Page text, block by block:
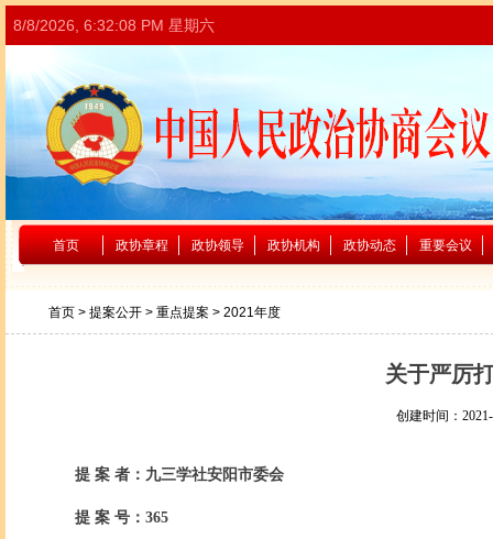
8/8/2026, 6:32:08 PM 星期六
首页 政协章程 政协领导 政协机构 政协动态 重要会议
首页 > 提案公开 > 重点提案 > 2021年度
关于严厉
创建时间：
提 案 者：九三学社安阳市委会
提 案 号： 365